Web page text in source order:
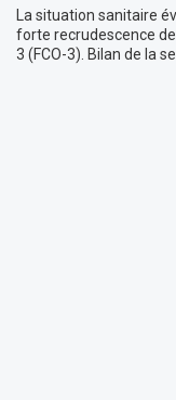
La situation sanitaire
forte recrudescence
3 (FCO-3). Bilan de la